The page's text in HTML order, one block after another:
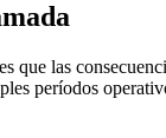
que las
períodos